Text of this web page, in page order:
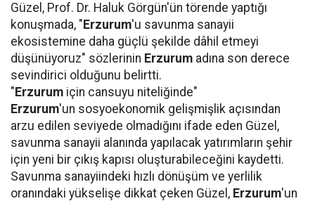
Güzel, Prof. Dr. Haluk Görgün'ün törende yaptığı
konuşmada, " Erzurum'u savunma sanayii
ekosistemine daha güçlü şekilde dâhil etmeyi
düşünüyoruz" sözlerinin Erzurum adına son derece
sevindirici olduğunu belirtti.
" Erzurum için cansuyu niteliğinde"
Erzurum'un sosyoekonomik gelişmişlik açısından
arzu edilen seviyede olmadığını ifade eden Güzel,
savunma sanayii alanında yapılacak yatırımların şehir
için yeni bir çıkış kapısı oluşturabileceğini kaydetti.
Savunma sanayiindeki hızlı dönüşüm ve yerlilik
oranındaki yükselişe dikkat çeken Güzel, Erzurum'un